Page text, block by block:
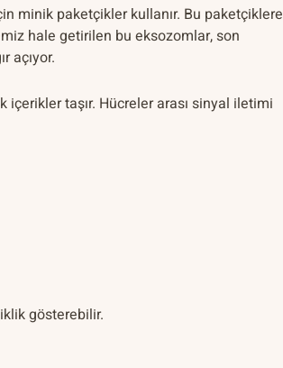
minik paketçikler kullanır. Bu paketçiklere
hale getirilen bu eksozomlar, son
açıyor.
taşır. Hücreler arası sinyal iletimi
gösterebilir.